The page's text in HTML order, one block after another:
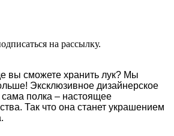
на рассылку.
вы сможете хранить лук? Мы
Эксклюзивное дизайнерское
полка – настоящее
Так что она станет украшением